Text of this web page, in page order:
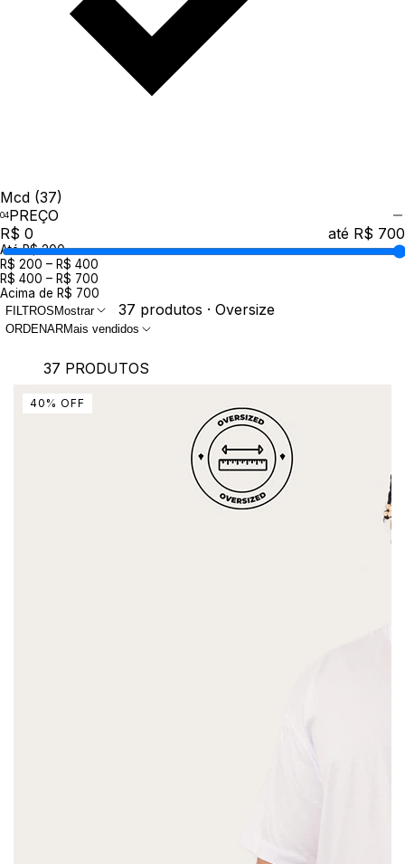
Mcd (37)
PREÇO
R$ 0
até R$ 700
Até R$ 200
R$ 200 – R$ 400
R$ 400 – R$ 700
Acima de R$ 700
FILTROS Mostrar 37 produtos · Oversize
ORDENARMais vendidos
37 PRODUTOS
40 % OFF